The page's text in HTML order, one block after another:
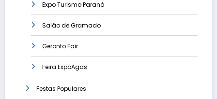
Expo Turismo Paraná
Salão de Gramado
Geronto Fair
Feira ExpoAgas
Festas Populares